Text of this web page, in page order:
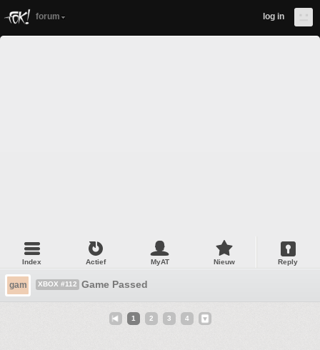
forum log in
Index Actief MyAT Nieuw Reply
gam XBOX #112 Game Passed
1 2 3 4